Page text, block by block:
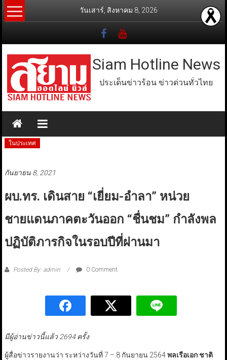
Skip
to
วันเสาร์, สิงหาคม 8, 2026
Siam Hotline News
ประเด็นข่าวร้อน ข่าวด่วนทั่วไทย
ในประเทศ
กันยายน 8, 2021
ผบ.ทร. เดินสาย “เยี่ยม-อำลา” หน่วย
ชายแดนภาคตะวันออก “ชื่นชม” กำลังพล
ปฏิบัติภารกิจในรอบปีที่ผ่านมา
Posted By: admin 0 Comment
มีผู้อ่านข่าวนี้แล้ว 2694 ครั้ง
ผู้สื่อข่าวรายงานว่า ระหว่างวันที่ 7 – 8 กันยายน 2564พลเรือเอก ชาติ